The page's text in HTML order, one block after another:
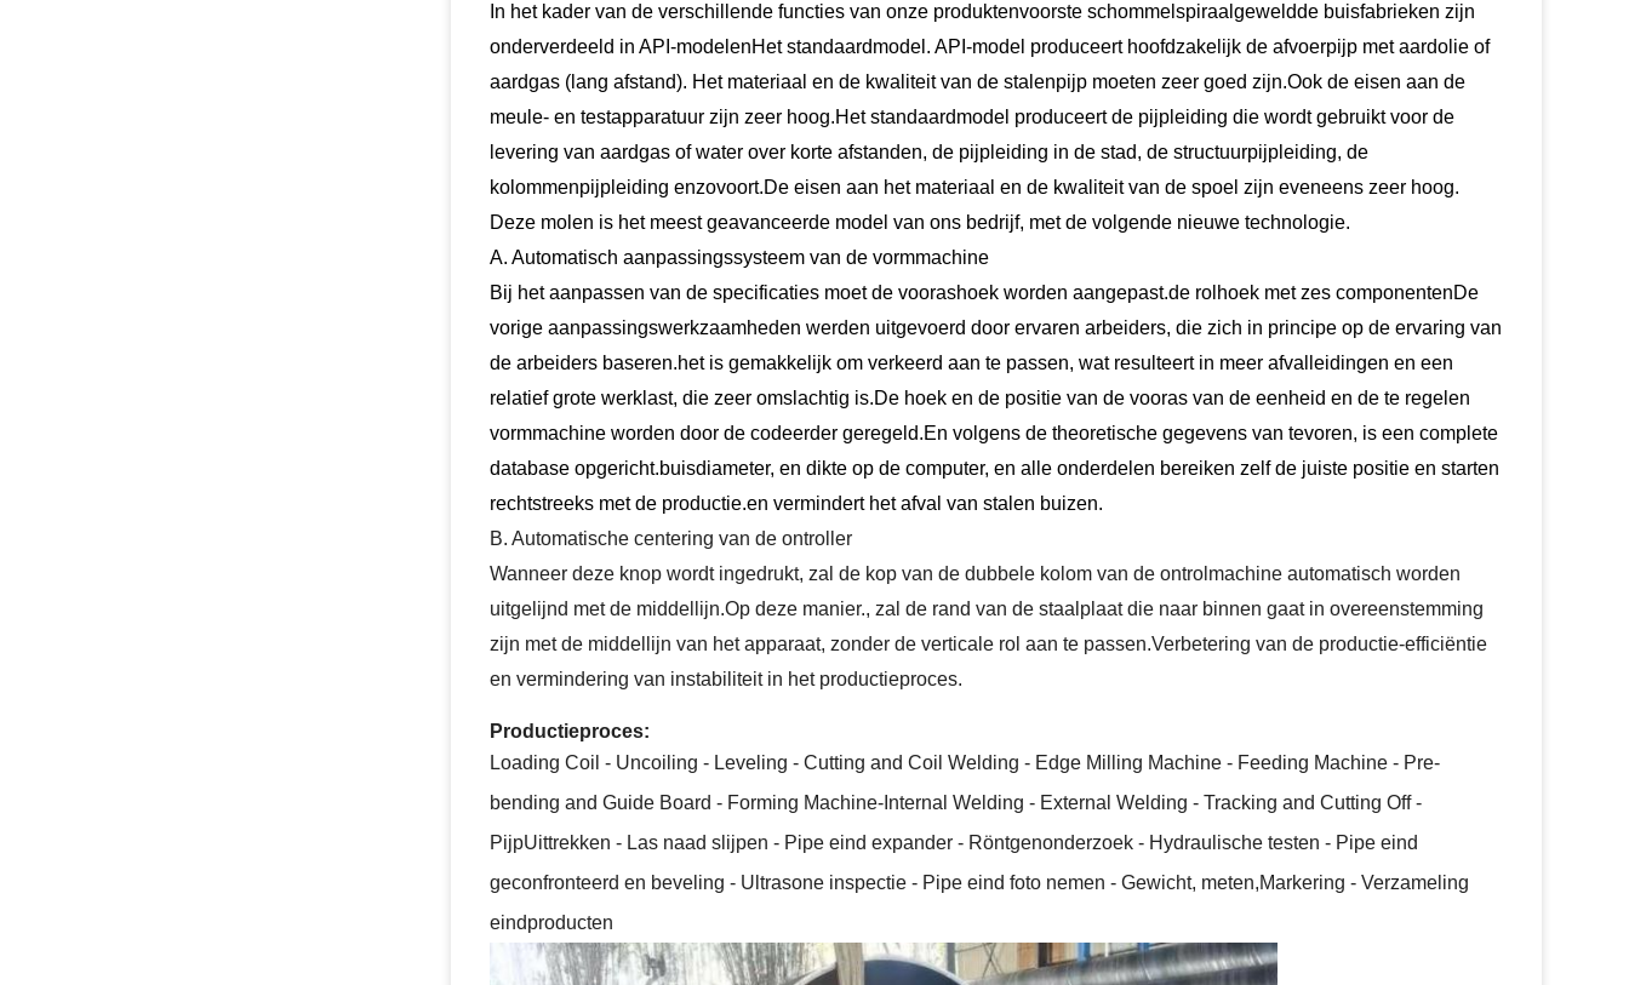
In het kader van de verschillende functies van onze produktenvoorste schommel spiraalgeweldde buisfabrieken zijn
onderverdeeld in API-model enHet standaardmodel. API-model produceert hoofdzakelijk de afvoerpijp met aardolie of
aardgas (lang afstand). Het materiaal en de kwaliteit van de stalenpijp moeten zeer goed zijn.Ook de eisen aan de
meule- en testapparatuur zijn zeer hoog.Het standaardmodel produceert de pijpleiding die wordt gebruikt voor de
levering van aardgas of water over korte afstanden, de pijpleiding in de stad, de structuurpijpleiding, de
kolommenpijpleiding enzovoort.De eisen aan het materiaal en de kwaliteit van de spoel zijn eveneens zeer hoog.
Deze molen is het meest geavanceerde model van ons bedrijf, met de volgende nieuwe technologie.
A. Automatisch aanpassingssysteem van de vormmachine
Bij het aanpassen van de specificaties moet de voorashoek worden aangepast.de rolhoek met zes componentenDe
vorige aanpassingswerkzaamheden werden uitgevoerd door ervaren arbeiders, die zich in principe op de ervaring van
de arbeiders baseren.het is gemakkelijk om verkeerd aan te passen, wat resulteert in meer afvalleidingen en een
relatief grote werklast, die zeer omslachtig is.De hoek en de positie van de vooras van de eenheid en de te regelen
vormmachine worden door de codeerder geregeld.En volgens de theoretische gegevens van tevoren, is een complete
database opgericht.buisdiameter, en dikte op de computer, en alle onderdelen bereiken zelf de juiste positie en starten
rechtstreeks met de productie.en vermindert het afval van stalen buizen.
B. Automatische centering van de ontroller
Wanneer deze knop wordt ingedrukt, zal de kop van de dubbele kolom van de ontrolmachine automatisch worden
uitgelijnd met de middellijn.Op deze manier., zal de rand van de staalplaat die naar binnen gaat in overeenstemming
zijn met de middellijn van het apparaat, zonder de verticale rol aan te passen.Verbetering van de productie-efficiëntie
en vermindering van instabiliteit in het productieproces.
Productieproces:
Loading Coil - Uncoiling - Leveling - Cutting and Coil Welding - Edge Milling Machine - Feeding Machine - Pre-
bending and Guide Board - Forming Machine-Internal Welding - External Welding - Tracking and Cutting Off -
PijpUittrekken - Las naad slijpen - Pipe eind expander - Röntgenonderzoek - Hydraulische testen - Pipe eind
geconfronteerd en beveling - Ultrasone inspectie - Pipe eind foto nemen - Gewicht, meten,Markering - Verzameling
eindproducten